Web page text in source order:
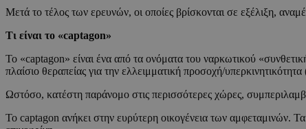
Μετά το τέλος των ερευνών, οι οποίες βρίσκονται σε εξέλιξη,
Τι είναι το «captagon»
Το «captagon» είναι ένα από τα ονόματα του ναρκωτικού
πλαίσιο θεραπείας για την ελλειμματική προσοχή/
Ωστόσο, κατέστη παράνομο στις περισσότερες χώρες,
Το captagon ανήκει στην ευρύτερη οικογένεια των αμφεταμινών.